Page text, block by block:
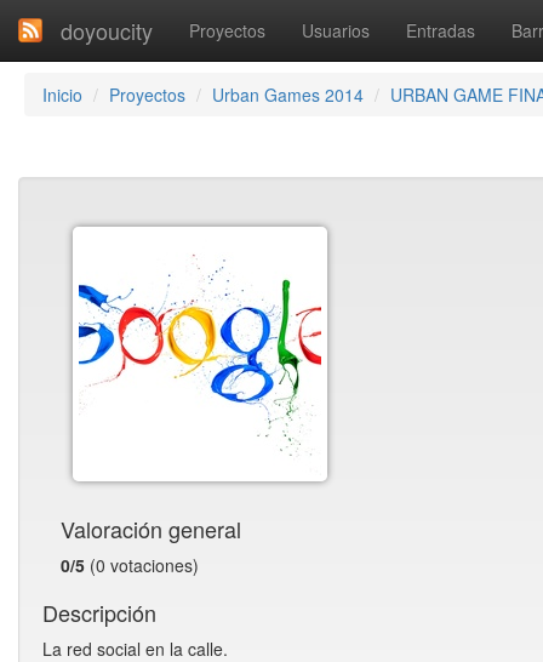
doyoucity Proyectos Usuarios Entradas
Inicio Proyectos Urban Games 2014 URBAN GAME
Valoración general
0/5 (0 votaciones)
Descripción
La red social en la calle.